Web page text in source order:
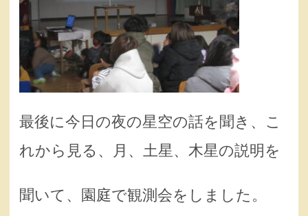
最後に今日の夜の星空の話を聞き、こ
れから見る、月、土星、木星の説明を
聞いて、園庭で観測会をしました。